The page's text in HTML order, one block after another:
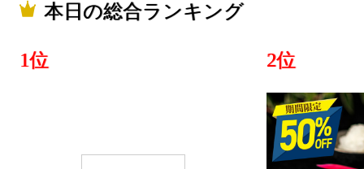
2026/01/18
おもちゃ
グ：22位
2026/01/17
本日の総合ランキング
1位 2位